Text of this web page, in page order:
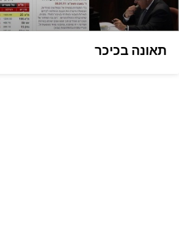
תאונה בכיכר